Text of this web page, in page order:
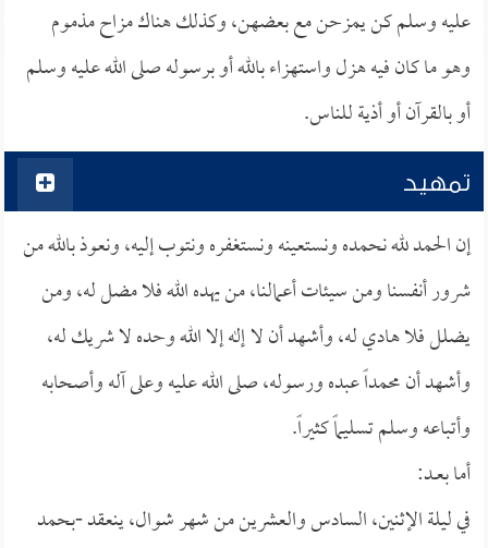
عليه وسلم كن يمزحن مع بعضهن، وكذلك هناك مزاح مذموم
وهو ما كان فيه هزل واستهزاء بالله أو برسوله صلى الله عليه وسلم
أو بالقرآن أو أذية للناس.
تمهيد
إن الحمد لله نحمده ونستعينه ونستغفره ونتوب إليه، ونعوذ بالله من
شرور أنفسنا ومن سيئات أعمالنا، من يهده الله فلا مضل له، ومن
يضلل فلا هادي له، وأشهد أن لا إله إلا الله وحده لا شريك له،
وأشهد أن محمداً عبده ورسوله، صلى الله عليه وعلى آله وأصحابه
وأتباعه وسلم تسليماً كثيراً.
أما بعــد:
في ليلة الإثنين، السادس والعشرين من شهر شوال، ينعقد -بحمد